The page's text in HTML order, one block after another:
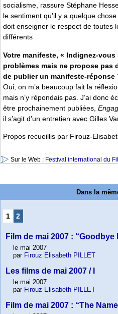
socialisme, rassure Stéphane
le sentiment qu’il y a quelque
doit enseigner le respect de toutes
différents
Votre manifeste, « Indignez-
problèmes mais ne propose pas
de publier un manifeste-réponse
Oui, on m’a beaucoup fait la
mais n’y répondais pas. J’ai donc
être prochainement publiées,
il s’agit d’un entretien avec Gilles
Propos recueillis par Firouz-
Sur le Web : Festival international du
Dans la
1 2
Film de mai 2007 : “Goodbye
le mai 2007
par Firouz Elisabeth PILLET
Les films de mai 2007 / I
le mai 2007
par Firouz Elisabeth PILLET
Film de mai 2007 : “The